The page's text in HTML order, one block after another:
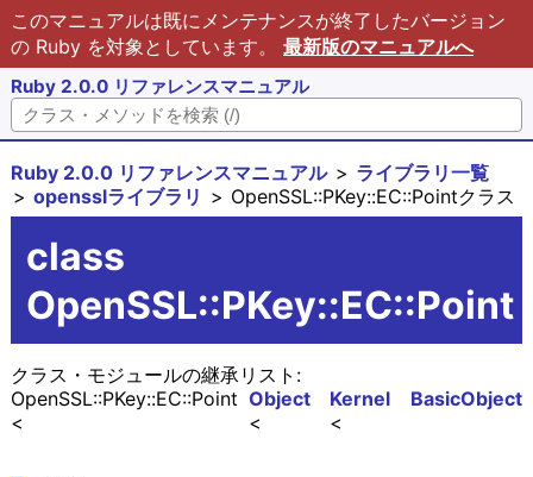
このマニュアルは既にメンテナンスが終了したバージョン
の Ruby を対象としています。 最新版のマニュアルへ
Ruby 2.0.0 リファレンスマニュアル
Ruby 2.0.0 リファレンスマニュアル
ライブラリ一覧
opensslライブラリ
OpenSSL::PKey::EC::Pointクラス
class
OpenSSL::PKey::EC::Point
クラス・モジュールの継承リスト:
BasicObject
Kernel
Object
OpenSSL::PKey::EC::Point